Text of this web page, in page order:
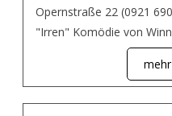
Opernstraße 22 (0921
"Irren" Komödie von